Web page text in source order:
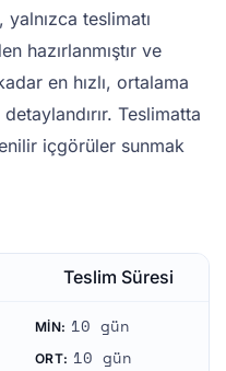
teslimatı
hazırlanmıştır ve
en hızlı, ortalama
Teslimatta
içgörüler sunmak
Teslim Süresi
MIN: 10 gün
ORT: 10 gün